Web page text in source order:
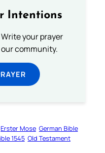
Intentions
your prayer
community.
Erster Mose German Bible
1545 Old Testament